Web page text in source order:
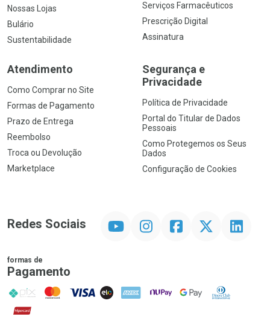
Nossas Lojas
Bulário
Sustentabilidade
Serviços Farmacêuticos
Prescrição Digital
Assinatura
Atendimento
Como Comprar no Site
Formas de Pagamento
Prazo de Entrega
Reembolso
Troca ou Devolução
Marketplace
Segurança e
Privacidade
Política de Privacidade
Portal do Titular de Dados
Pessoais
Como Protegemos os Seus
Dados
Configuração de Cookies
Redes Sociais InstagramFacebookTwitter Linkedin
formas de
Pagamento
PIX MasterCard
VISA ELO AMEX NuPay Google PayDiners Club
Hipercard